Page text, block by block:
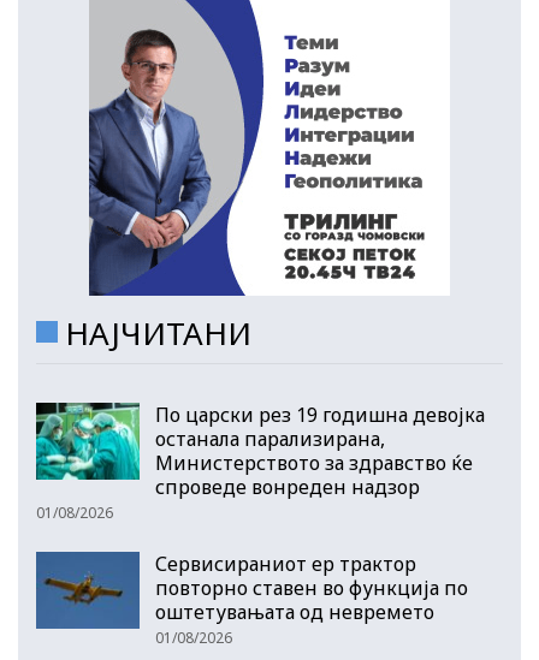
НАЈЧИТАНИ
По царски рез 19 годишна девојка
останала парализирана,
Министерството за здравство ќе
спроведе вонреден надзор
01/08/2026
Сервисираниот ер трактор
повторно ставен во функција по
оштетувањата од невремето
01/08/2026